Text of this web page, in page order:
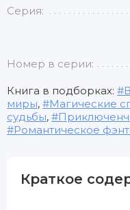
Серия:
Номер в серии:
Книга в подборках:
миры, Магические
судьбы,
Романтическое
Краткое